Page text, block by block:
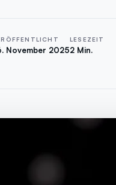
November 2025
LESEZEIT
2 Min.